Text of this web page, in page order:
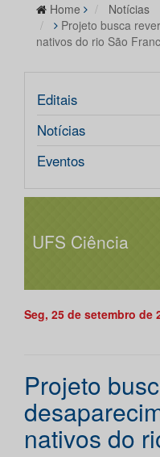
Home
Notícias
Projeto busca
nativos do rio São
Editais
Notícias
Eventos
UFS Ciência
Seg, 25 de setembro de
Projeto
nativos do